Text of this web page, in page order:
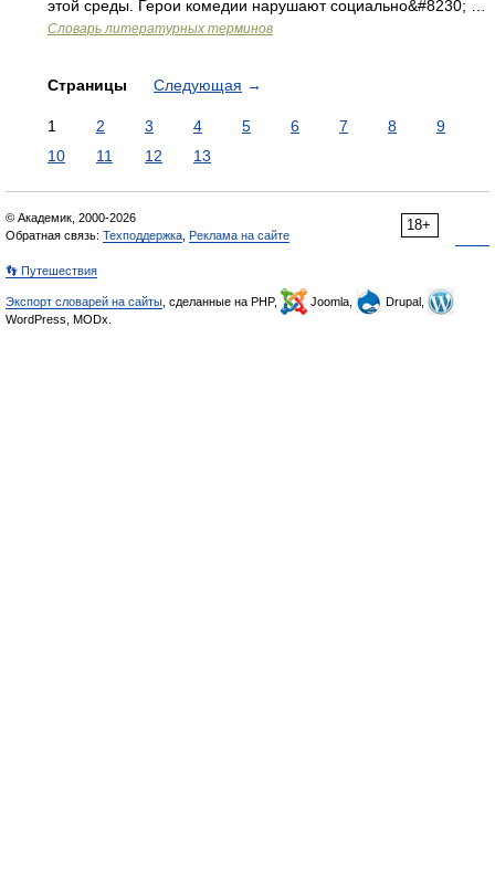
этой среды. Герои комедии нарушают социально&#8230; …
Словарь литературных терминов
Страницы Следующая →
1 2 3 4 5 6 7 8
9
10
11 12 13
18+
© Академик, 2000-2026
Обратная связь: Техподдержка Реклама на сайте
👣 Путешествия
Экспорт словарей на сайты , сделанные на PHP, Joomla,
Drupal,
WordPress, MODx.